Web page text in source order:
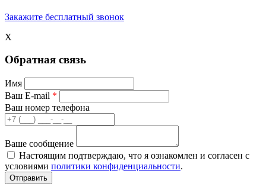
Закажите бесплатный звонок
X
Обратная связь
Имя
Ваш E-mail *
Ваш номер телефона
Ваше сообщение
Настоящим подтверждаю, что я ознакомлен и согласен с
условиями политики конфиденциальности.